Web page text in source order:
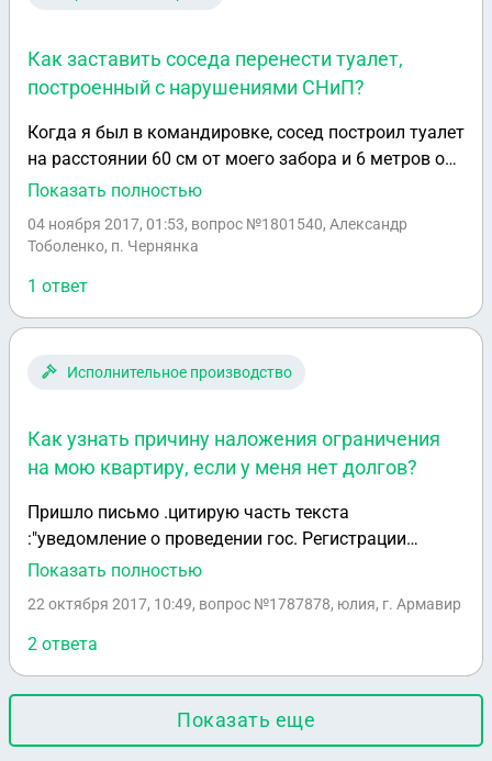
Как заставить соседа перенести туалет,
построенный с нарушениями СНиП?
Когда я был в командировке, сосед построил туалет
на расстоянии 60 см от моего забора и 6 метров от
погреба, попытался узнать причины такого
услышал грубую брань. Пришлось обратиться в
отправила меня в архитектуру, архитектор
подтвердила, что нарушены нормы строительства,
администрация. Вернулся в администрацию и
обратиться в этом случае?
Показать полностью
04 ноября 2017, 01:53, вопрос №1801540, Александр
Тоболенко, п. Чернянка
1 ответ
Исполнительное производство
Как узнать причину наложения ограничения
на мою квартиру, если у меня нет долгов?
Пришло письмо .цитирую часть текста
:"уведомление о проведении гос. Регистрации
ограничения (обременения права) от 13 июля 2015
по заявлению армавирского городского суда на
основании определения армавирским городским.
Судом краснодарского края от 12.10.2017 .
13.10.2017 проведена гос. Регистрация запрета
выполнения регистрационных действий,действий по
исключению из гос. Реестра гос.
Показать полностью
22 октября 2017, 10:49, вопрос №1787878, юлия, г. Армавир
2 ответа
Показать еще